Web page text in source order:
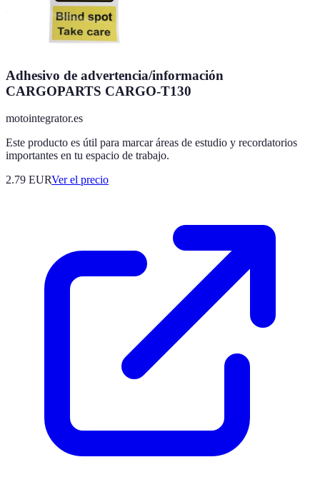
Adhesivo de advertencia/información
CARGOPARTS CARGO-T130
motointegrator.es
Este producto es útil para marcar áreas de estudio y recordatorios
importantes en tu espacio de trabajo.
2.79 EURVer el precio